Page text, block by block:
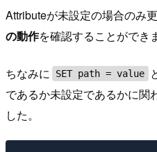
Attributeが未設定の場合のみ
の動作を確認することができ
ちなみに SET path = value
であるか未設定であるかに関
した。